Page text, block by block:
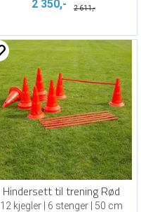
2 350,- 2 611,-
Hindersett til trening Rød
12 kjegler | 6 stenger | 50 cm